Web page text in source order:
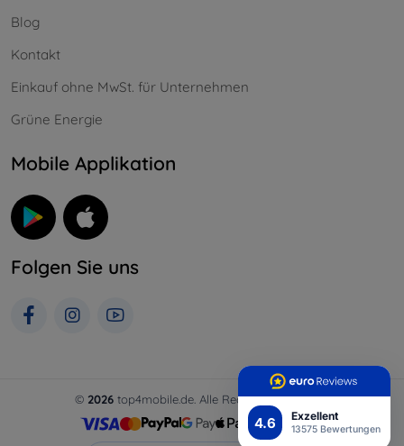
4.6 Exzellent
13575 Bewertungen
Blog
Kontakt
Einkauf ohne MwSt. für Unternehmen
Grüne Energie
Mobile Applikation
Folgen Sie uns
© 2026 top4mobile.de. Alle Rechte vorbehalten.